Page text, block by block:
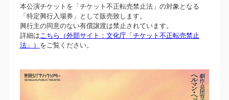
本公演チケットを「チケット不正転売禁止法」の対象となる
「特定興行入場券」として販売致します。
興行主の同意のない有償譲渡は禁止されています。
詳細はこちら（外部サイト：文化庁「チケット不正転売禁止
法」） をご覧ください。